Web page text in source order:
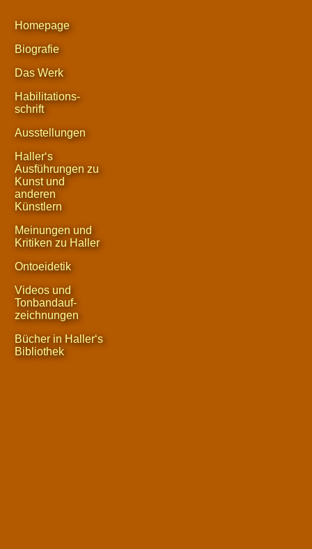
Homepage
Biografie
Das Werk
Habilitations-
schrift
Ausstellungen
Haller‘s
Ausführungen zu
Kunst und
anderen
Künstlern
Meinungen und
Kritiken zu Haller
Ontoeidetik
Videos und
Tonbandauf-
zeichnungen
Bücher in Haller‘s
Bibliothek